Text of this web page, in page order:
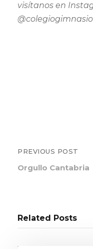
visítanos en
PREVIOUS POST
Orgullo Cantabria
Related Posts